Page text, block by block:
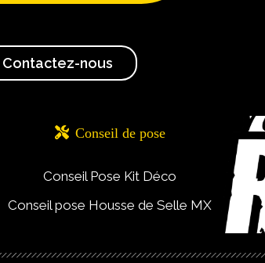
Contactez-nous
 Conseil de pose
Conseil Pose Kit Déco
Conseil pose Housse de Selle MX